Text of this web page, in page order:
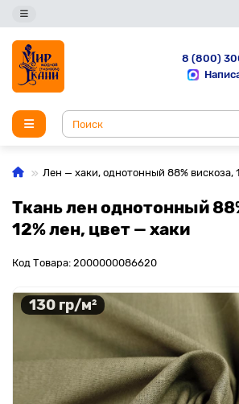
8 (800)
Лен — хаки, однотонный 88% вискоза,
Ткань лен однотонный
12% лен, цвет — хаки
Код Товара: 2000000086620
130 гр/м²